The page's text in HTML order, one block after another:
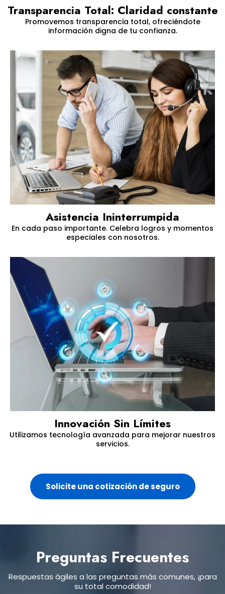
Transparencia Total: Claridad constante
Promovemos transparencia total, ofreciéndote
información digna de tu confianza.
Asistencia Ininterrumpida
En cada paso importante. Celebra logros y momentos
especiales con nosotros.
Innovación Sin Límites
Utilizamos tecnología avanzada para mejorar nuestros
servicios.
Solicite una cotización de seguro
Preguntas Frecuentes
Respuestas ágiles a las preguntas más comunes, ¡para
su total comodidad!